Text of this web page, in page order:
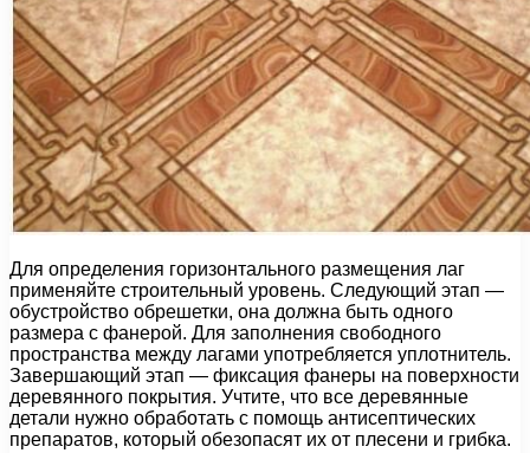
Для определения горизонтального размещения лаг
применяйте строительный уровень. Следующий этап —
обустройство обрешетки, она должна быть одного
размера с фанерой. Для заполнения свободного
пространства между лагами употребляется уплотнитель.
Завершающий этап — фиксация фанеры на поверхности
деревянного покрытия. Учтите, что все деревянные
детали нужно обработать с помощь антисептических
препаратов, который обезопасят их от плесени и грибка.